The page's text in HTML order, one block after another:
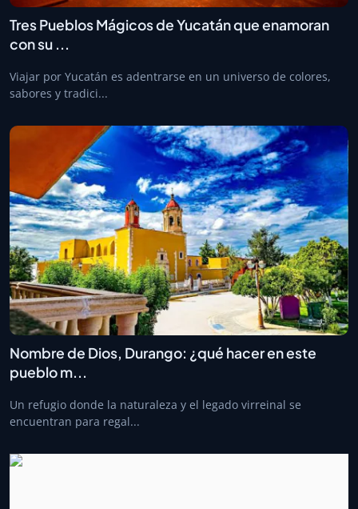
Tres Pueblos Mágicos de Yucatán que enamoran
con su ...
Viajar por Yucatán es adentrarse en un universo de colores,
sabores y tradici...
Nombre de Dios, Durango: ¿qué hacer en este
pueblo m...
Un refugio donde la naturaleza y el legado virreinal se
encuentran para regal...